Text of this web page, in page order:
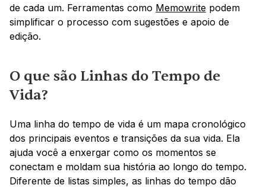
de cada um. Ferramentas como Memowrite podem
simplificar o processo com sugestões e apoio de
edição.
O que são Linhas do Tempo de
Vida?
Uma linha do tempo de vida é um mapa cronológico
dos principais eventos e transições da sua vida. Ela
ajuda você a enxergar como os momentos se
conectam e moldam sua história ao longo do tempo.
Diferente de listas simples, as linhas do tempo dão